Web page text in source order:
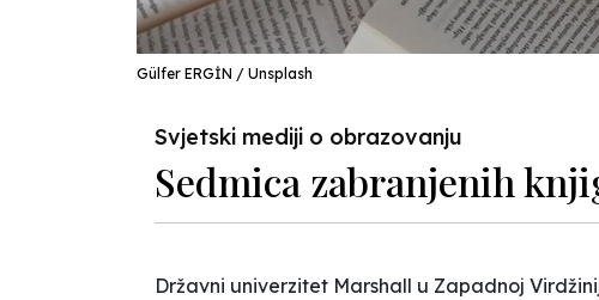
Gülfer ERGİN / Unsplash
Svjetski mediji o obrazovanju
Sedmica zabranjenih
Državni univerzitet Marshall u Zapadnoj